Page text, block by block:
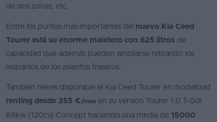
de dos zonas, etc.
Entre los puntos más importantes del nuevo Kia Ceed
Tourer está su enorme maletero con 625 litros de
capacidad que además pueden ampliarse retirando los
respaldos de los asientos traseros.
También tienes disponible el Kia Ceed Tourer en modalidad
renting desde 355 €/mes en su versión Tourer 1.0 T-Gdi
88kw (120cv) Concept haciendo una media de 15000